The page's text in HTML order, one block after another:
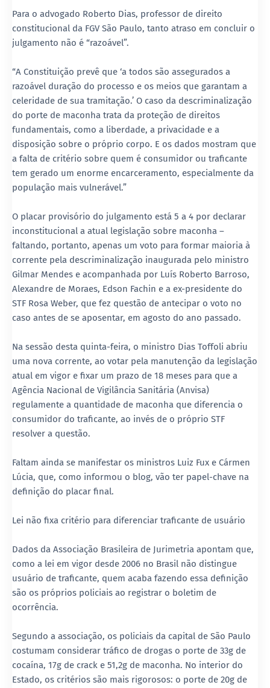
Para o advogado Roberto Dias, professor de direito
constitucional da FGV São Paulo, tanto atraso em concluir o
julgamento não é “razoável”.
“A Constituição prevê que ‘a todos são assegurados a
razoável duração do processo e os meios que garantam a
celeridade de sua tramitação.’ O caso da descriminalização
do porte de maconha trata da proteção de direitos
fundamentais, como a liberdade, a privacidade e a
disposição sobre o próprio corpo. E os dados mostram que
a falta de critério sobre quem é consumidor ou traficante
tem gerado um enorme encarceramento, especialmente da
população mais vulnerável.”
O placar provisório do julgamento está 5 a 4 por declarar
inconstitucional a atual legislação sobre maconha –
faltando, portanto, apenas um voto para formar maioria à
corrente pela descriminalização inaugurada pelo ministro
Gilmar Mendes e acompanhada por Luís Roberto Barroso,
Alexandre de Moraes, Edson Fachin e a ex-presidente do
STF Rosa Weber, que fez questão de antecipar o voto no
caso antes de se aposentar, em agosto do ano passado.
Na sessão desta quinta-feira, o ministro Dias Toffoli abriu
uma nova corrente, ao votar pela manutenção da legislação
atual em vigor e fixar um prazo de 18 meses para que a
Agência Nacional de Vigilância Sanitária (Anvisa)
regulamente a quantidade de maconha que diferencia o
consumidor do traficante, ao invés de o próprio STF
resolver a questão.
Faltam ainda se manifestar os ministros Luiz Fux e Cármen
Lúcia, que, como informou o blog, vão ter papel-chave na
definição do placar final.
Lei não fixa critério para diferenciar traficante de usuário
Dados da Associação Brasileira de Jurimetria apontam que,
como a lei em vigor desde 2006 no Brasil não distingue
usuário de traficante, quem acaba fazendo essa definição
são os próprios policiais ao registrar o boletim de
ocorrência.
Segundo a associação, os policiais da capital de São Paulo
costumam considerar tráfico de drogas o porte de 33g de
cocaína, 17g de crack e 51,2g de maconha. No interior do
Estado, os critérios são mais rigorosos: o porte de 20g de